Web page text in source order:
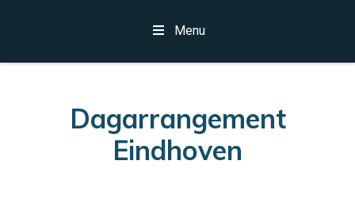
Menu
Dagarrangement
Eindhoven